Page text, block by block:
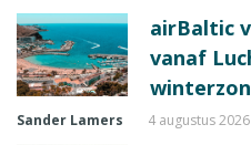
airBaltic
vanaf
Sander Lamers 4 augustus 2026